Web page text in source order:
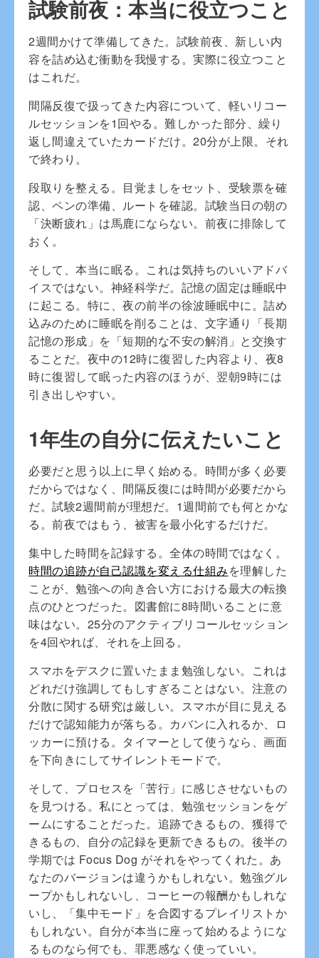
試験前夜：本当に役立つこと
2週間かけて準備してきた。試験前夜、新しい内
容を詰め込む衝動を我慢する。実際に役立つこと
はこれだ。
間隔反復で扱ってきた内容について、軽いリコー
ルセッションを1回やる。難しかった部分、繰り
返し間違えていたカードだけ。20分が上限。それ
で終わり。
段取りを整える。目覚ましをセット、受験票を確
認、ペンの準備、ルートを確認。試験当日の朝の
「決断疲れ」は馬鹿にならない。前夜に排除して
おく。
そして、本当に眠る。これは気持ちのいいアドバ
イスではない。神経科学だ。記憶の固定は睡眠中
に起こる。特に、夜の前半の徐波睡眠中に。詰め
込みのために睡眠を削ることは、文字通り「長期
記憶の形成」を「短期的な不安の解消」と交換す
ることだ。夜中の12時に復習した内容より、夜8
時に復習して眠った内容のほうが、翌朝9時には
引き出しやすい。
1年生の自分に伝えたいこと
必要だと思う以上に早く始める。時間が多く必要
だからではなく、間隔反復には時間が必要だから
だ。試験2週間前が理想だ。1週間前でも何とかな
る。前夜ではもう、被害を最小化するだけだ。
集中した時間を記録する。全体の時間ではなく。
時間の追跡が自己認識を変える仕組みを理解した
ことが、勉強への向き合い方における最大の転換
点のひとつだった。図書館に8時間いることに意
味はない。25分のアクティブリコールセッション
を4回やれば、それを上回る。
スマホをデスクに置いたまま勉強しない。これは
どれだけ強調してもしすぎることはない。注意の
分散に関する研究は厳しい。スマホが目に見える
だけで認知能力が落ちる。カバンに入れるか、ロ
ッカーに預ける。タイマーとして使うなら、画面
を下向きにしてサイレントモードで。
そして、プロセスを「苦行」に感じさせないもの
を見つける。私にとっては、勉強セッションをゲ
ームにすることだった。追跡できるもの、獲得で
きるもの、自分の記録を更新できるもの。後半の
学期では Focus Dog がそれをやってくれた。あ
なたのバージョンは違うかもしれない。勉強グル
ープかもしれないし、コーヒーの報酬かもしれな
いし、「集中モード」を合図するプレイリストか
もしれない。自分が本当に座って始めるようにな
るものなら何でも、罪悪感なく使っていい。